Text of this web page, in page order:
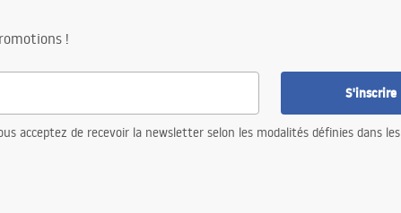
!
S'inscrire
acceptez de recevoir la newsletter selon les modalités définies dans les